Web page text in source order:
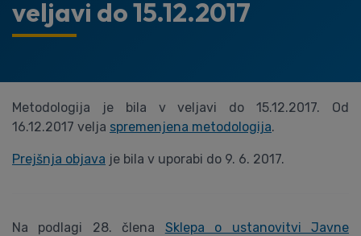
veljavi do 15.12.2017
Metodologija je bila v veljavi do 15.12.2017. Od
16.12.2017 velja spremenjena metodologija.
Prejšnja objava je bila v uporabi do 9. 6. 2017.
Na podlagi 28. člena Sklepa o ustanovitvi Javne